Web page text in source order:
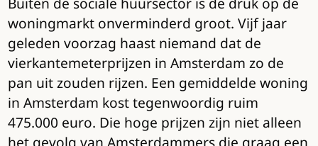
woningmarkt onverminderd groot. Vijf jaar
geleden voorzag haast niemand dat de
vierkantemeterprijzen in Amsterdam zo de
pan uit zouden rijzen. Een gemiddelde woning
in Amsterdam kost tegenwoordig ruim
475.000 euro. Die hoge prijzen zijn niet alleen